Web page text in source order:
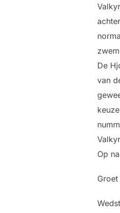
De
van
Op